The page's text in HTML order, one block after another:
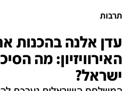
תרבות
עדן אלנה בהכנות
האירוויזיון: מה
ישראל?